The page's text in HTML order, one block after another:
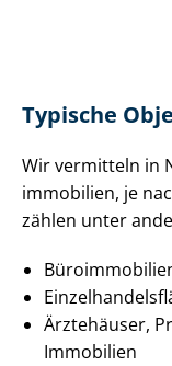
Typische
Wir vermitteln in
im­mo­bi­li­en, je
zählen unter
Ärztehäuser,
Immobilien